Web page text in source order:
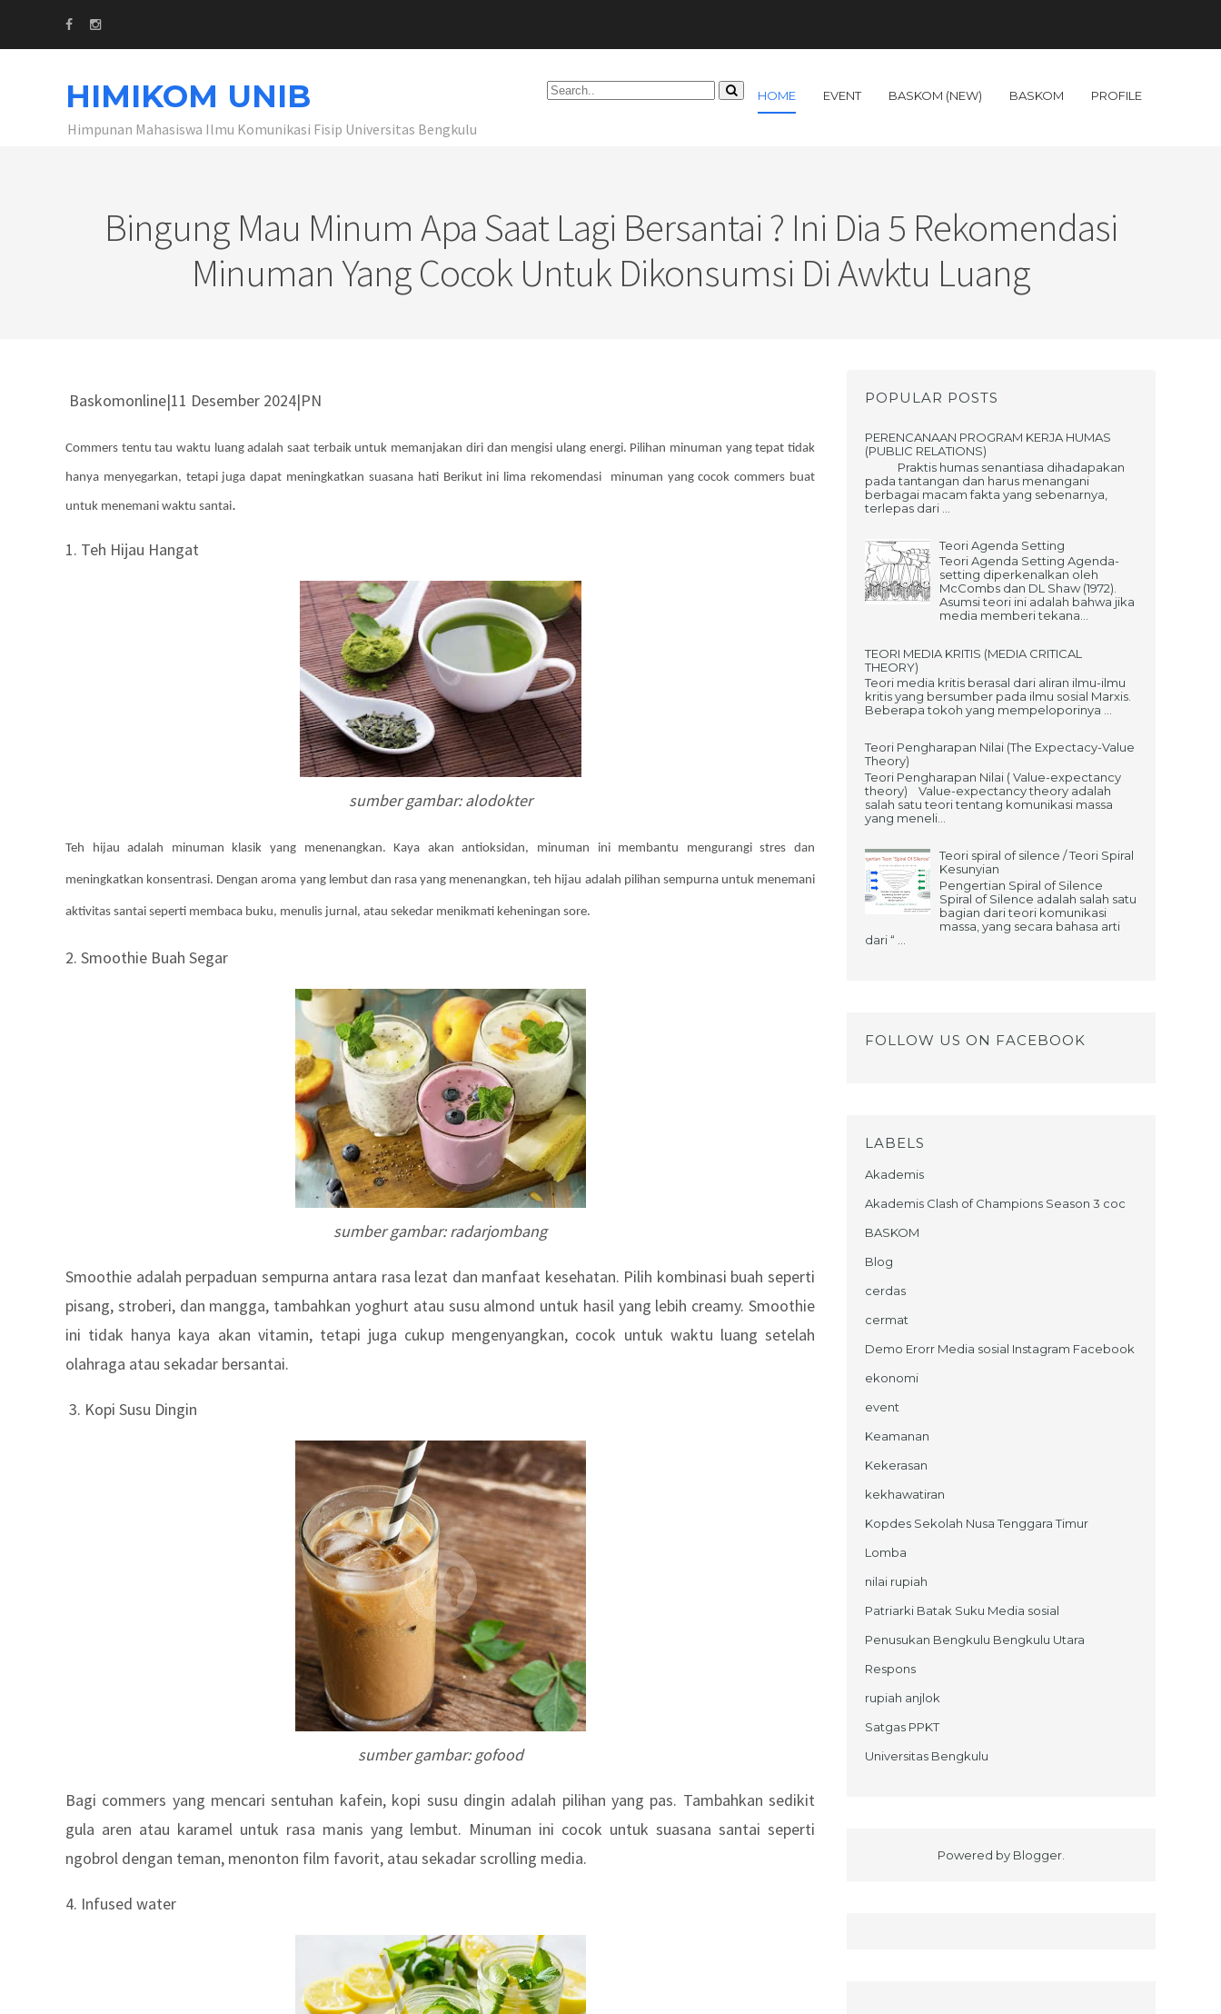
HIMIKOM UNIB
Himpunan Mahasiswa Ilmu Komunikasi Fisip Universitas Bengkulu
HOME EVENT BASKOM (NEW) BASKOM PROFILE
Bingung Mau Minum Apa Saat Lagi Bersantai ? Ini Dia 5 Rekomendasi
Minuman Yang Cocok Untuk Dikonsumsi Di Awktu Luang
Baskomonline|11 Desember 2024|PN
Commers tentu tau waktu luang adalah saat terbaik untuk memanjakan diri dan mengisi ulang energi. Pilihan minuman yang tepat tidak
hanya menyegarkan, tetapi juga dapat meningkatkan suasana hati Berikut ini lima rekomendasi minuman yang cocok commers buat
untuk menemani waktu santai.
1. Teh Hijau Hangat
sumber gambar: alodokter
Teh hijau adalah minuman klasik yang menenangkan. Kaya akan antioksidan, minuman ini membantu mengurangi stres dan
meningkatkan konsentrasi. Dengan aroma yang lembut dan rasa yang menenangkan, teh hijau adalah pilihan sempurna untuk menemani
aktivitas santai seperti membaca buku, menulis jurnal, atau sekedar menikmati keheningan sore.
2. Smoothie Buah Segar
sumber gambar: radarjombang
Smoothie adalah perpaduan sempurna antara rasa lezat dan manfaat kesehatan. Pilih kombinasi buah seperti
pisang, stroberi, dan mangga, tambahkan yoghurt atau susu almond untuk hasil yang lebih creamy. Smoothie
ini tidak hanya kaya akan vitamin, tetapi juga cukup mengenyangkan, cocok untuk waktu luang setelah
olahraga atau sekadar bersantai.
3. Kopi Susu Dingin
sumber gambar: gofood
Bagi commers yang mencari sentuhan kafein, kopi susu dingin adalah pilihan yang pas. Tambahkan sedikit
gula aren atau karamel untuk rasa manis yang lembut. Minuman ini cocok untuk suasana santai seperti
ngobrol dengan teman, menonton film favorit, atau sekadar scrolling media.
4. Infused water
POPULAR POSTS
PERENCANAAN PROGRAM KERJA HUMAS
(PUBLIC RELATIONS)
Praktis humas senantiasa dihadapakan
pada tantangan dan harus menangani
berbagai macam fakta yang sebenarnya,
terlepas dari ...
Teori Agenda Setting
Teori Agenda Setting Agenda-
setting diperkenalkan oleh
McCombs dan DL Shaw (1972).
Asumsi teori ini adalah bahwa jika
media memberi tekana...
TEORI MEDIA KRITIS (MEDIA CRITICAL
THEORY)
Teori media kritis berasal dari aliran ilmu-ilmu
kritis yang bersumber pada ilmu sosial Marxis.
Beberapa tokoh yang mempeloporinya ...
Teori Pengharapan Nilai (The Expectacy-Value
Theory)
Teori Pengharapan Nilai ( Value-expectancy
theory) Value-expectancy theory adalah
salah satu teori tentang komunikasi massa
yang meneli...
Teori spiral of silence / Teori Spiral
Kesunyian
Pengertian Spiral of Silence
Spiral of Silence adalah salah satu
bagian dari teori komunikasi
massa, yang secara bahasa arti
dari “ ...
FOLLOW US ON FACEBOOK
LABELS
Akademis
Akademis Clash of Champions Season 3 coc
BASKOM
Blog
cerdas
cermat
Demo Erorr Media sosial Instagram Facebook
ekonomi
event
Keamanan
Kekerasan
kekhawatiran
Kopdes Sekolah Nusa Tenggara Timur
Lomba
nilai rupiah
Patriarki Batak Suku Media sosial
Penusukan Bengkulu Bengkulu Utara
Respons
rupiah anjlok
Satgas PPKT
Universitas Bengkulu
Powered by Blogger